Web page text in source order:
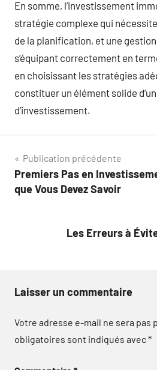
En somme, l’investissement
stratégie complexe qui
de la planification, et une
s’équipant correctement en
en choisissant les stratégies
constituer un élément solide
d’investissement.
Navigation
de
Publication précédente
Premiers Pas en
que Vous Devez Savoir
Les Erreurs à
Laisser un commentaire
Votre adresse e-mail ne sera pas
obligatoires sont indiqués avec*